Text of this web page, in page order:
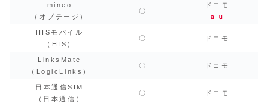
mineo
（オプテージ）
〇
ドコモ
ａｕ
HISモバイル
（HIS）
〇 ドコモ
LinksMate
（LogicLinks）
〇 ドコモ
日本通信SIM
（日本通信）
〇 ドコモ